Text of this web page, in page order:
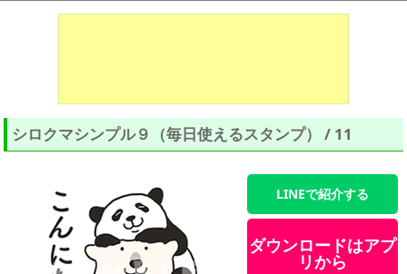
シロクマシンプル９（毎日使えるスタンプ） / 11
LINEで紹介する
ダウンロードはアプ
リから